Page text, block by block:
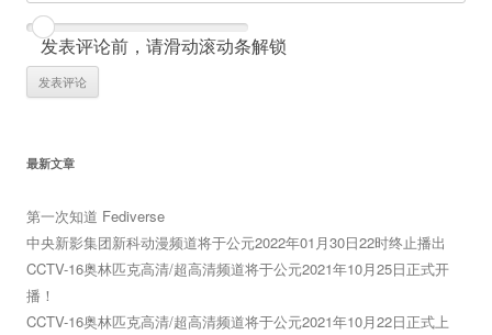
发表评论前，请滑动滚动条解锁
最新文章
第一次知道 Fediverse
中央新影集团新科动漫频道将于公元2022年01月30日22时终止播出
CCTV-16奥林匹克高清/超高清频道将于公元2021年10月25日正式开
播！
CCTV-16奥林匹克高清/超高清频道将于公元2021年10月22日正式上